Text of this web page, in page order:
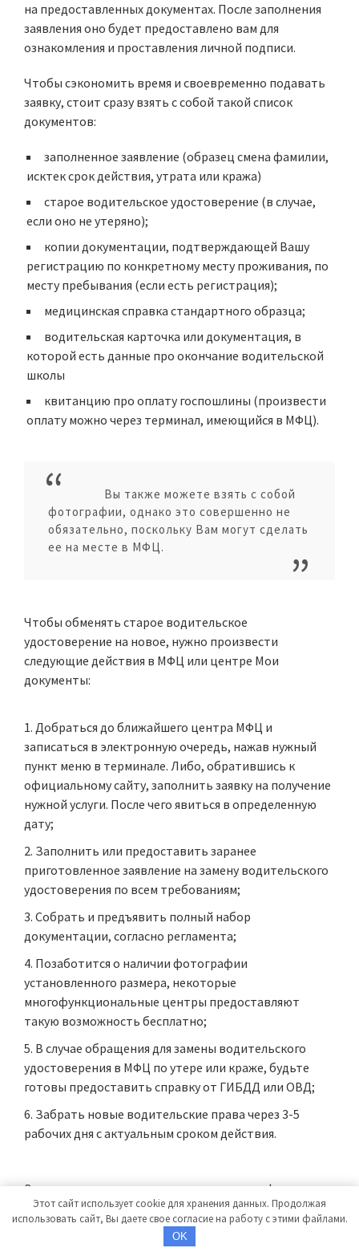
на предоставленных документах. После заполнения
заявления оно будет предоставлено вам для
ознакомления и проставления личной подписи.
Чтобы сэкономить время и своевременно подавать
заявку, стоит сразу взять с собой такой список
документов:
заполненное заявление (образец смена фамилии,
исктек срок действия, утрата или кража)
старое водительское удостоверение (в случае,
если оно не утеряно);
копии документации, подтверждающей Вашу
регистрацию по конкретному месту проживания, по
месту пребывания (если есть регистрация);
медицинская справка стандартного образца;
водительская карточка или документация, в
которой есть данные про окончание водительской
школы
квитанцию про оплату госпошлины (произвести
оплату можно через терминал, имеющийся в МФЦ).
Вы также можете взять с собой
фотографии, однако это совершенно не
обязательно, поскольку Вам могут сделать
ее на месте в МФЦ.
Чтобы обменять старое водительское
удостоверение на новое, нужно произвести
следующие действия в МФЦ или центре Мои
документы:
Добраться до ближайшего центра МФЦ и
записаться в электронную очередь, нажав нужный
пункт меню в терминале. Либо, обратившись к
официальному сайту, заполнить заявку на получение
нужной услуги. После чего явиться в определенную
дату;
Заполнить или предоставить заранее
приготовленное заявление на замену водительского
удостоверения по всем требованиям;
Собрать и предъявить полный набор
документации, согласно регламента;
Позаботится о наличии фотографии
установленного размера, некоторые
многофункциональные центры предоставляют
такую возможность бесплатно;
В случае обращения для замены водительского
удостоверения в МФЦ по утере или краже, будьте
готовы предоставить справку от ГИБДД или ОВД;
Забрать новые водительские права через 3-5
рабочих дня с актуальным сроком действия.
Замена водительского удостоверения в мфц
регламентирована списком документации и не
подлежит изменениям. Предоставьте в МФЦ
Этот сайт использует cookie для хранения данных. Продолжая
использовать сайт, Вы даете свое согласие на работу с этими файлами.
OK